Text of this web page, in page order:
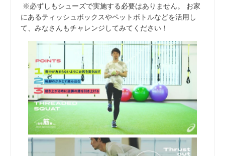
※必ずしもシューズで実施する必要はありません。 お家
にあるティッシュボックスやペットボトルなどを活用し
て、みなさんもチャレンジしてみてください！